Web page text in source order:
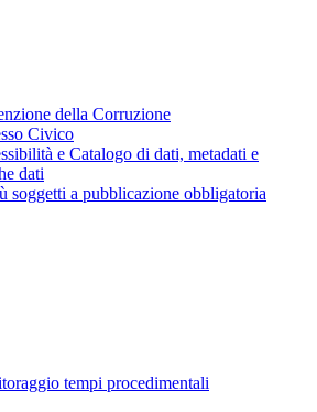
della Corruzione
Civico
e Catalogo di dati, metadati e
dati
soggetti a pubblicazione obbligatoria
tempi procedimentali